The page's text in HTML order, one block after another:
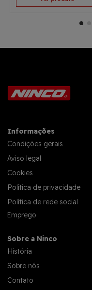
Informações
Condições gerais
Aviso legal
Cookies
Política de privacidade
Política de rede social
Emprego
Sobre a Ninco
História
Sobre nós
Contato